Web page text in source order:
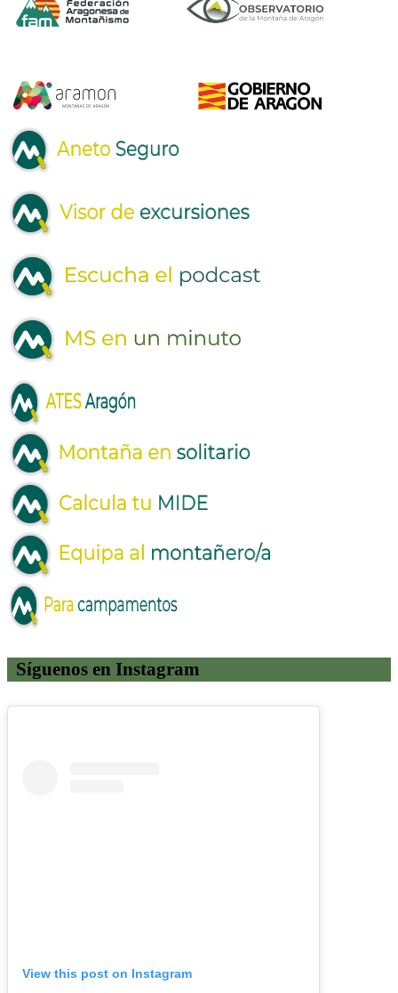
Síguenos en Instagram
View this post on Instagram